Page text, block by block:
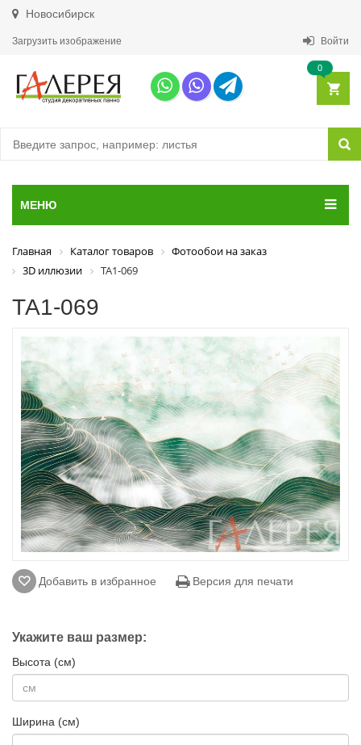
Новосибирск
Загрузить изображение Войти
0
МЕНЮ
Главная Каталог товаров
Фотообои на заказ
3D иллюзии
ТА1-069
ТА1-069
Добавить в избранное Версия для печати
Укажите ваш размер:
Высота (см)
Ширина (см)